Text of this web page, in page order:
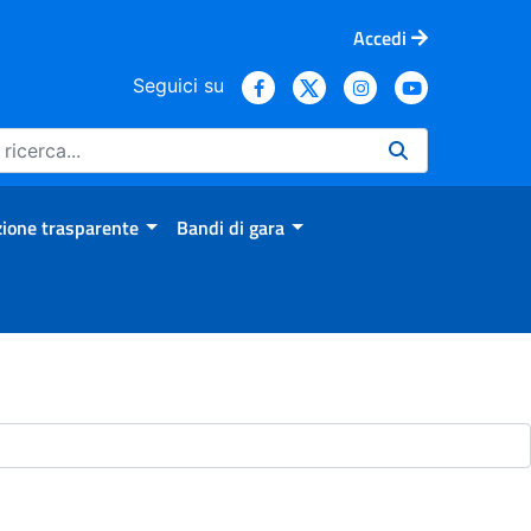
Accedi
Seguici su
trasparente Bandi di gara